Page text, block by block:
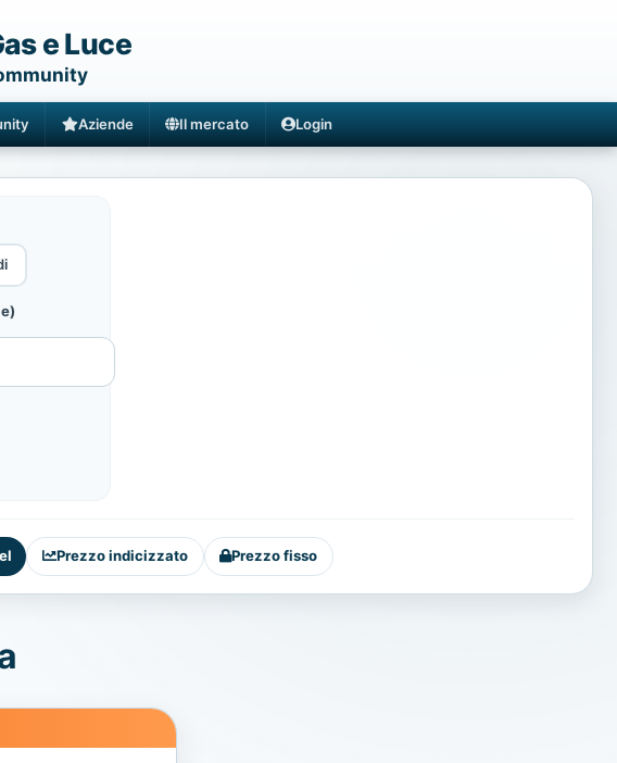
e Luce
Aziende Il mercato Login
Prezzo indicizzato Prezzo fisso